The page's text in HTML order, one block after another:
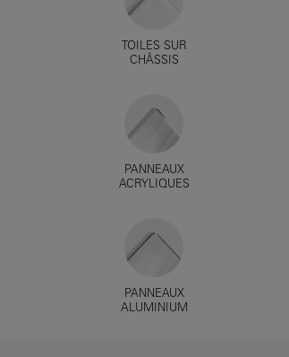
TOILES SUR
CHÂSSIS
PANNEAUX
ACRYLIQUES
PANNEAUX
ALUMINIUM